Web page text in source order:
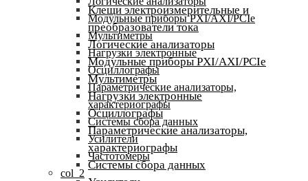
Модульные приборы PXI/AXI/PCIe
Мультиметры
Нагрузки электронные
Осциллографы
Параметрические анализаторы,
характериографы
Системы сбора данных
Усилители
Частотомеры
col_2
Клещи электроизмерительные и
преобразователи тока
Логические анализаторы
Модульные приборы PXI/AXI/PCIe
Мультиметры
Нагрузки электронные
Осциллографы
Параметрические анализаторы,
характериографы
Системы сбора данных